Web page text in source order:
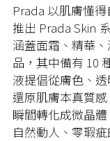
Prada 以肌膚懂
推出 Prada Skin
涵蓋面霜、精華
品，其中備有 10
液提倡從膚色、
還原肌膚本真質
瞬間轉化成微晶
自然動人、零瑕疵